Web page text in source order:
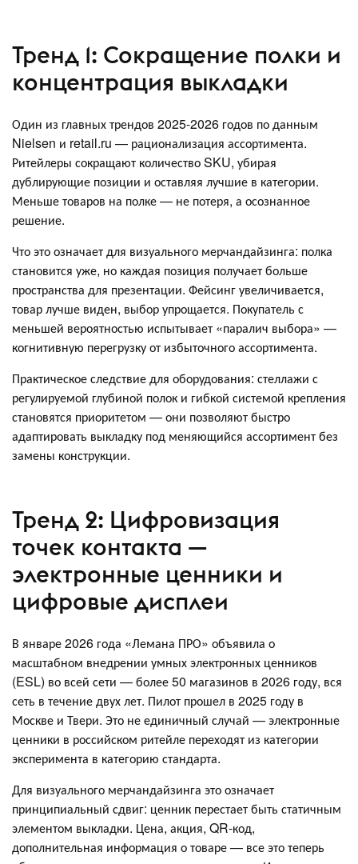
Тренд 1: Сокращение полки и
концентрация выкладки
Один из главных трендов 2025-2026 годов по данным
Nielsen и retail.ru — рационализация ассортимента.
Ритейлеры сокращают количество SKU, убирая
дублирующие позиции и оставляя лучшие в категории.
Меньше товаров на полке — не потеря, а осознанное
решение.
Что это означает для визуального мерчандайзинга: полка
становится уже, но каждая позиция получает больше
пространства для презентации. Фейсинг увеличивается,
товар лучше виден, выбор упрощается. Покупатель с
меньшей вероятностью испытывает «паралич выбора» —
когнитивную перегрузку от избыточного ассортимента.
Практическое следствие для оборудования: стеллажи с
регулируемой глубиной полок и гибкой системой крепления
становятся приоритетом — они позволяют быстро
адаптировать выкладку под меняющийся ассортимент без
замены конструкции.
Тренд 2: Цифровизация
точек контакта —
электронные ценники и
цифровые дисплеи
В январе 2026 года «Лемана ПРО» объявила о
масштабном внедрении умных электронных ценников
(ESL) во всей сети — более 50 магазинов в 2026 году, вся
сеть в течение двух лет. Пилот прошел в 2025 году в
Москве и Твери. Это не единичный случай — электронные
ценники в российском ритейле переходят из категории
эксперимента в категорию стандарта.
Для визуального мерчандайзинга это означает
принципиальный сдвиг: ценник перестает быть статичным
элементом выкладки. Цена, акция, QR-код,
дополнительная информация о товаре — все это теперь